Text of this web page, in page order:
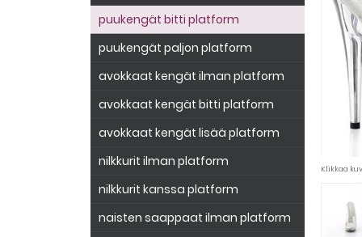
Klikkaa
puukengät bitti platform
puukengät paljon platform
avokkaat kengät ilman platform
avokkaat kengät bitti platform
avokkaat kengät lisää platform
nilkkurit ilman platform
nilkkurit kanssa platform
naisten saappaat ilman platform